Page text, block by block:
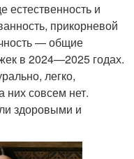
естественность и
прикорневой
— общие
в 2024—2025 годах.
легко,
них совсем нет.
здоровыми и